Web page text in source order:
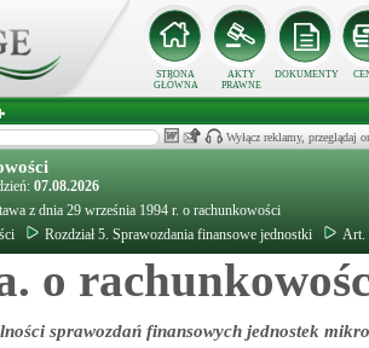
STRONA
GŁÓWNA
AKTY
PRAWNE
DOKUMENTY
Wyłącz reklamy, przeglądaj
07.08.2026
z dnia 29 września 1994 r. o rachunkowości
Rozdział 5. Sprawozdania finansowe jednostki Art.
o
sprawozdań finansowych jednostek mikro